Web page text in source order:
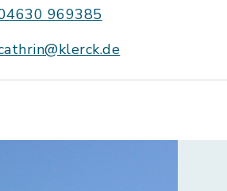
969385